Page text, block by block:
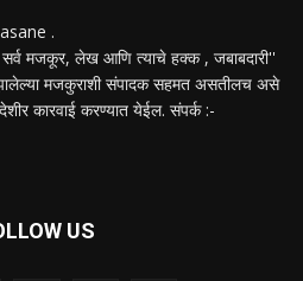
.
मजकूर, लेख आणि त्याचे हक्क , जबाबदारी''
मजकुराशी संपादक सहमत असतीलच असे
कारवाई करण्यात येईल. संपर्क :-
US